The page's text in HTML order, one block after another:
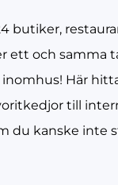
butiker,
ett och samma
Här
till
du kanske inte